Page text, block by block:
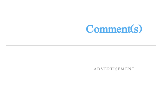
Comment(s)
ADVERTISEMENT